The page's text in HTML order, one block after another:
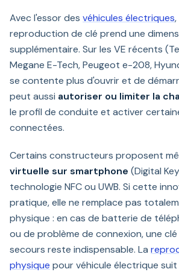
Avec l'essor des véhicules électriques
reproduction de clé prend une
supplémentaire. Sur les VE récents
Megane E-Tech, Peugeot e-208,
se contente plus d'ouvrir et de
peut aussi autoriser ou limiter la
le profil de conduite et activer
connectées.
Certains constructeurs proposent
virtuelle sur smartphone (Digital
technologie NFC ou UWB. Si cette
pratique, elle ne remplace pas
physique : en cas de batterie de
ou de problème de connexion, une
secours reste indispensable. La
physique pour véhicule électrique suit